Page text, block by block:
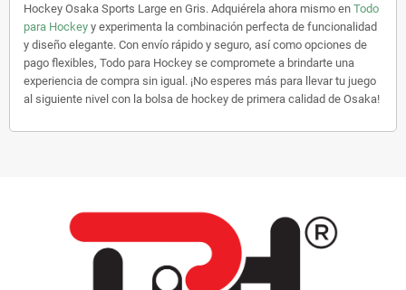
Hockey Osaka Sports Large en Gris. Adquiérela ahora mismo en Todo
para Hockey y experimenta la combinación perfecta de funcionalidad
y diseño elegante. Con envío rápido y seguro, así como opciones de
pago flexibles, Todo para Hockey se compromete a brindarte una
experiencia de compra sin igual. ¡No esperes más para llevar tu juego
al siguiente nivel con la bolsa de hockey de primera calidad de Osaka!